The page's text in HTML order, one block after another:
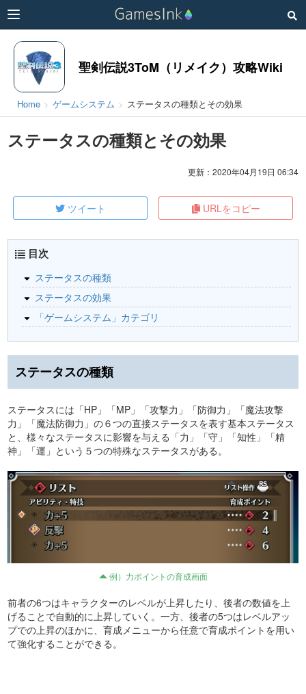
Toggle
navigation
聖剣伝説3ToM（リメイク）攻略Wiki
Home ゲームシステム ステータスの種類とその効果
ステータスの種類とその効果
更新：2020年04月19日 06:34
ツイート URLをコピー
目次
ステータスの種類
ステータスの効果
「ゲームシステム」カテゴリ
ステータスの種類
ステータスには「HP」「MP」「攻撃力」「防御力」「魔法攻撃
力」「魔法防御力」の６つの直接ステータスを表す基本ステータス
と、様々なステータスに影響を与える「力」「守」「知性」「精
神」「運」という５つの特殊なステータスがある。
例）力ポイントの育成画面
前者の6つはキャラクターのレベルが上昇したり、後者の数値を上
げることで自動的に上昇していく。一方、後者の5つはレベルアッ
プでの上昇のほかに、育成メニューから任意で育成ポイントを用い
て強化することができる。